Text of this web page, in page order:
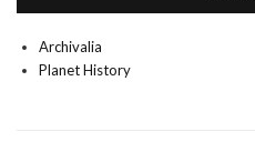
Archivalia
Planet History